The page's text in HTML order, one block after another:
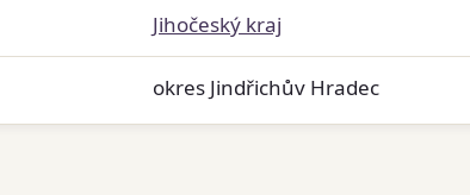
Jihočeský kraj
okres Jindřichův Hradec